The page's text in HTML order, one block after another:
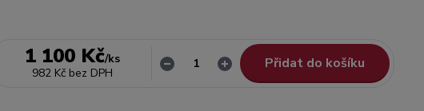
1 100 Kč/ks
982 Kč bez DPH
Přidat do košíku